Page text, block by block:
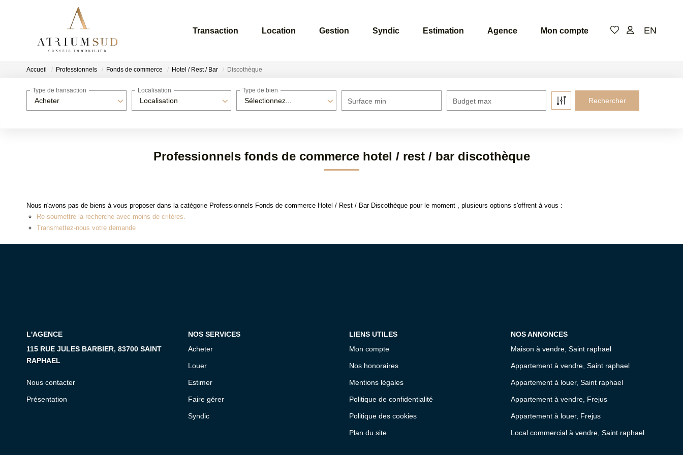
Transaction Location Gestion Syndic Estimation Agence Mon compte EN
Accueil Professionnels Fonds de commerce Hotel / Rest / Bar Discothèque
Acheter
Type de transaction
Localisation
Localisation
Sélectionnez...
Type de bien
Surface min Budget max
Professionnels fonds de commerce hotel / rest / bar discothèque
Nous n'avons pas de biens à vous proposer dans la catégorie Professionnels Fonds de commerce Hotel / Rest / Bar Discothèque pour le moment , plusieurs options s'offrent à vous :
Re-soumettre la recherche avec moins de critères.
Transmettez-nous votre demande
L'AGENCE
115 RUE JULES BARBIER, 83700 SAINT
RAPHAEL
Nous contacter
Présentation
NOS SERVICES
Acheter
Louer
Estimer
Faire gérer
Syndic
LIENS UTILES
Mon compte
Nos honoraires
Mentions légales
Politique de confidentialité
Politique des cookies
Plan du site
NOS ANNONCES
Maison à vendre, Saint raphael
Appartement à vendre, Saint raphael
Appartement à louer, Saint raphael
Appartement à vendre, Frejus
Appartement à louer, Frejus
Local commercial à vendre, Saint raphael